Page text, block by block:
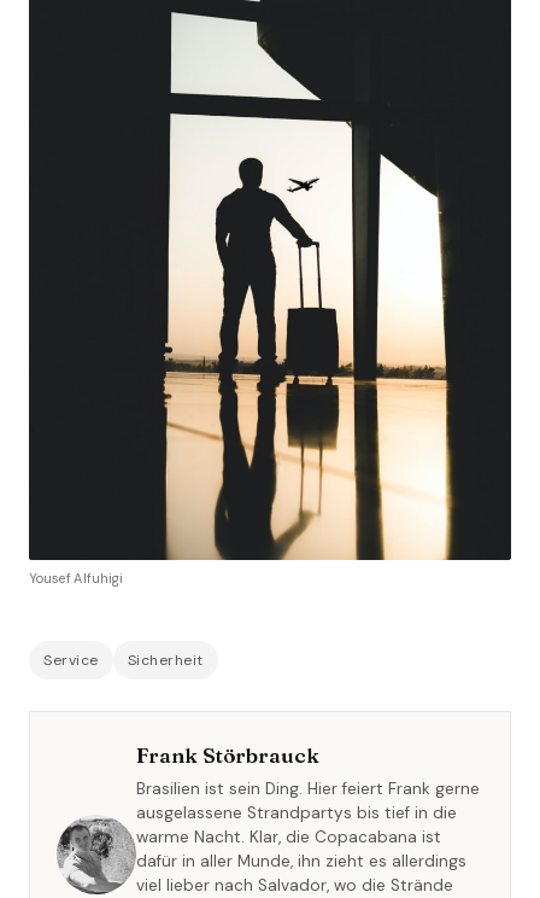
Yousef Alfuhigi
Service Sicherheit
Frank Störbrauck
Brasilien ist sein Ding. Hier feiert Frank gerne
ausgelassene Strandpartys bis tief in die
warme Nacht. Klar, die Copacabana ist
dafür in aller Munde, ihn zieht es allerdings
viel lieber nach Salvador, wo die Strände